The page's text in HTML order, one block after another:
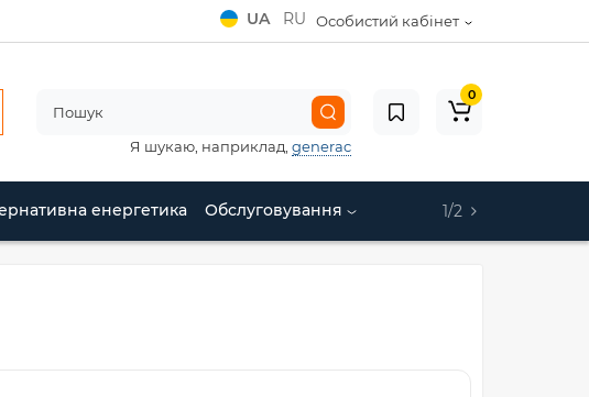
Особистий кабінет
UA RU
Я шукаю, наприклад, generac
0
енергетика Обслуговування 1/2